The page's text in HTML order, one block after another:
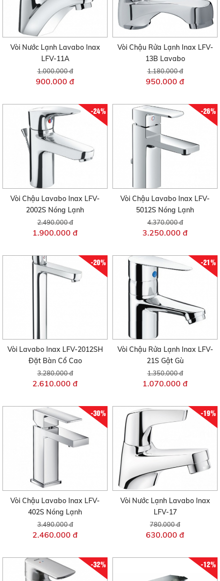
Vòi Nước Lạnh Lavabo Inax
LFV-11A
1.000.000 đ
900.000 đ
Vòi Chậu Rửa Lạnh Inax LFV-
13B Lavabo
1.180.000 đ
950.000 đ
-24%
Vòi Chậu Lavabo Inax LFV-
2002S Nóng Lạnh
2.490.000 đ
1.900.000 đ
-26%
Vòi Chậu Lavabo Inax LFV-
5012S Nóng Lạnh
4.370.000 đ
3.250.000 đ
-20%
Vòi Lavabo Inax LFV-2012SH
Đặt Bàn Cổ Cao
3.280.000 đ
2.610.000 đ
-21%
Vòi Chậu Rửa Lạnh Inax LFV-
21S Gật Gù
1.350.000 đ
1.070.000 đ
-30%
Vòi Chậu Lavabo Inax LFV-
402S Nóng Lạnh
3.490.000 đ
2.460.000 đ
-19%
Vòi Nước Lạnh Lavabo Inax
LFV-17
780.000 đ
630.000 đ
-32% -12%